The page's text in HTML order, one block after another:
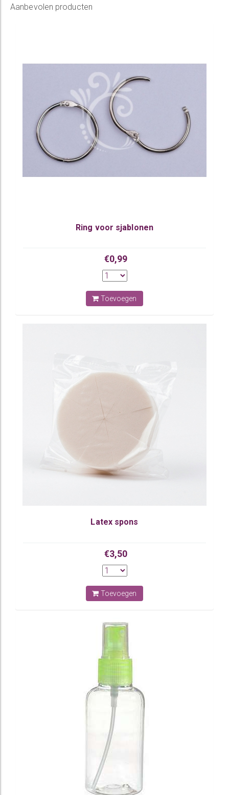
Aanbevolen producten
Ring voor sjablonen
€0,99
Toevoegen
Latex spons
€3,50
Toevoegen